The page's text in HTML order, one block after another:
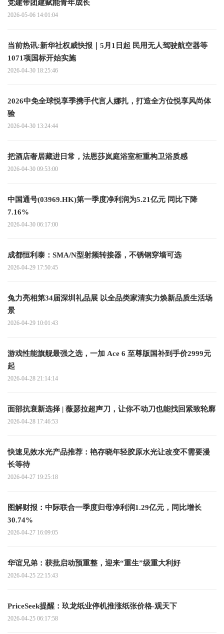
党建带团建赋能青年成长
2026-05-06 14:01:04
当前热讯:新华社权威快报｜5月1日起 民用无人驾驶航空器等
1071项国标开始实施
2026-04-30 18:25:46
2026中免全球悦享季携手代言人娜扎，打造全方位悦享风尚体
验
2026-04-30 13:24:44
把酒店奢居藏进日常，法恩莎岚庭浴室柜重构卫浴质感
2026-04-30 09:53:00
中国通号(03969.HK)第一季度净利润为5.21亿元 同比下降
7.16%
2026-04-30 06:17:00
成都恒利泰：SMA/N型射频转接器，不锈钢穿墙可选
2026-04-29 17:50:45
兔力亮相第34届深圳礼品展 以全品类家清实力焕新品质生活场
景
2026-04-29 10:01:43
游戏性能旗舰最强之选，一加 Ace 6 至尊版国补到手价2999元
起
2026-04-28 21:14:14
面部抗衰新选择 | 薇瑟拉超声刀，让你不动刀也能找回紧致轮廓
2026-04-28 17:46:53
快速见效水光产品推荐：艳存晓年轻胶原水光让改变不需要漫
长等待
2026-04-27 19:25:18
图解财报：中际联合一季度归母净利润1.29亿元，同比增长
30.74%
2026-04-27 16:09:05
华谊兄弟：获批启动预重整，迎来“重生”级重大利好
2026-04-25 22:15:43
PriceSeek提醒：玖龙纸业停机推涨纸张价格-观天下
2026-04-25 06:17:58